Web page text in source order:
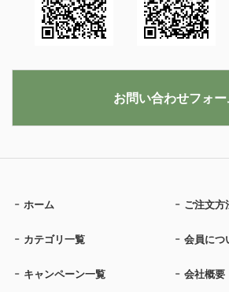
ホーム ご注文方
カテゴリ一覧 会員につ
キャンペーン一覧 会社概要
お問い合わせフォ